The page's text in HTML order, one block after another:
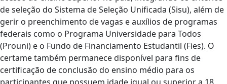
de seleção do Sistema de Seleção Unificada (Sisu), além de
gerir o preenchimento de vagas e auxílios de programas
federais como o Programa Universidade para Todos
(Prouni) e o Fundo de Financiamento Estudantil (Fies). O
certame também permanece disponível para fins de
certificação de conclusão do ensino médio para os